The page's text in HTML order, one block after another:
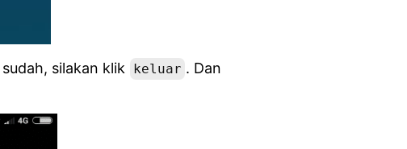
silakan klik keluar . Dan